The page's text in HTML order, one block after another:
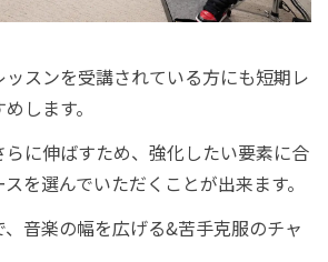
スンを受講されている方にも短期レ
します。
に伸ばすため、強化したい要素に合
を選んでいただくことが出来ます。
音楽の幅を広げる&苦手克服のチャ